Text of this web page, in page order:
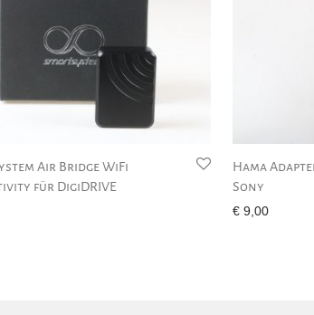
Air Bridge WiFi
für DigiDRIVE
Hama
Sony
€ 9,00